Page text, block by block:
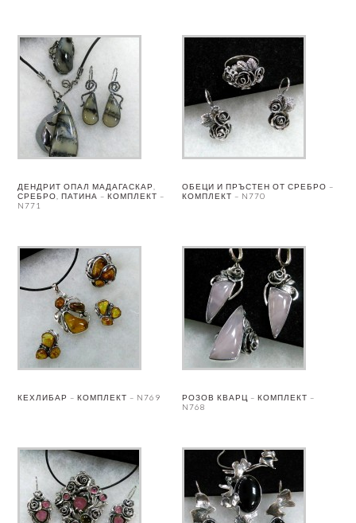
ДЕНДРИТ ОПАЛ МАДАГАСКАР,
СРЕБРО, ПАТИНА – КОМПЛЕКТ –
N771
ОБЕЦИ И ПРЪСТЕН ОТ СРЕБРО –
КОМПЛЕКТ – N770
КЕХЛИБАР – КОМПЛЕКТ – N769
РОЗОВ КВАРЦ – КОМПЛЕКТ –
N768